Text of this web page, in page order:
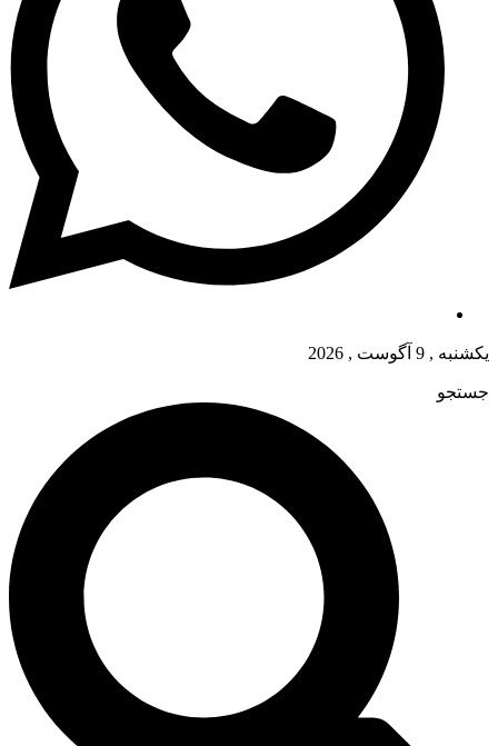
یکشنبه , 9 آگوست , 2026
جستجو